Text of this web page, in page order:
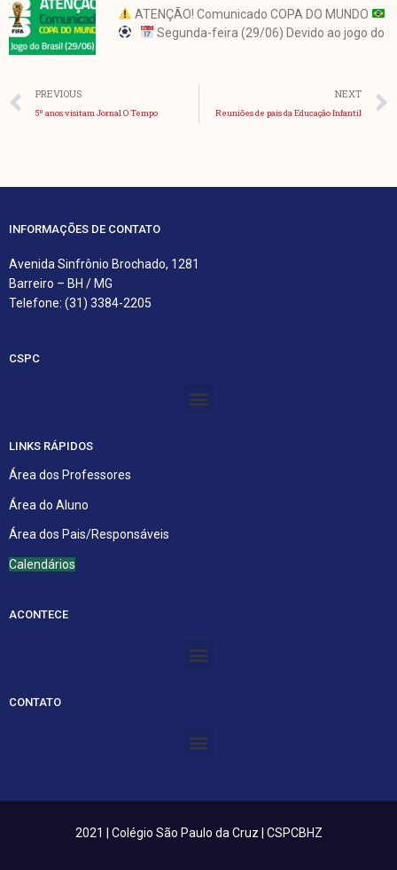
ATENÇÃO! Comunicado COPA DO MUNDO
Segunda-feira (29/06) Devido ao jogo do
Anterior
PREVIOUS
5º anos visitam Jornal O Tempo
NEXT
Reuniões de pais da Educação Infantil
INFORMAÇÕES DE CONTATO
Avenida Sinfrônio Brochado, 1281
Barreiro – BH / MG
Telefone: (31) 3384-2205
CSPC
Menu
LINKS RÁPIDOS
Área dos Professores
Área do Aluno
Área dos Pais/Responsáveis
Calendários
ACONTECE
Menu
CONTATO
Menu
2021 | Colégio São Paulo da Cruz | CSPCBHZ